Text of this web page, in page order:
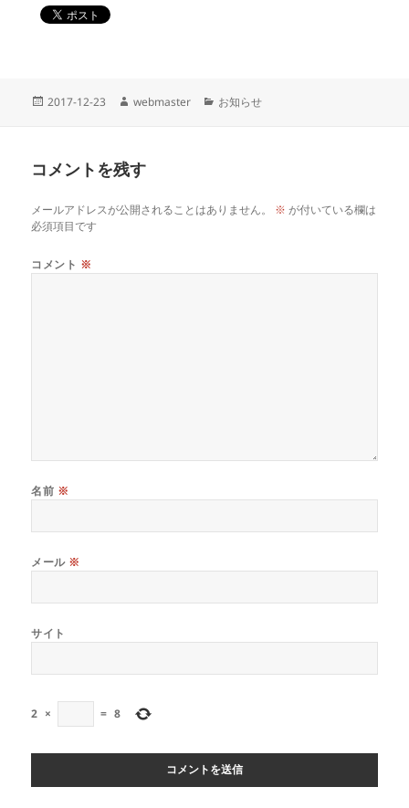
投
2017-12-23
作
webmaster
カ
お知らせ
コメントを残す
メールアドレスが公開されることはありません。 ※ が付いている欄は
必須項目です
コメント ※
名前 ※
メール ※
サイト
2 × = 8